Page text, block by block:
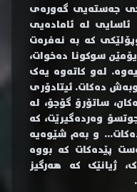
جەستەیی گەورەی
ئاسایی لە ئامادەیی
کە بە نەفرەت
سوکونا دەخوات،
لەو کاتەوە یەک
دەکات. ئیتادۆری
ساتۆرۆ گۆجۆ، لە
وەردەگیرێت، کە
و بەم شێوەیە
پێدەکات کە بووە
ژیانێک کە هەرگیز